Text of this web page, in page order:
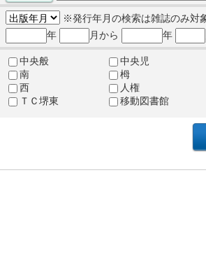
※発行年月の検索は雑誌のみ対
年
月から 年
中央般
中央児
南
栂
西
人権
ＴＣ堺東
移動図書館